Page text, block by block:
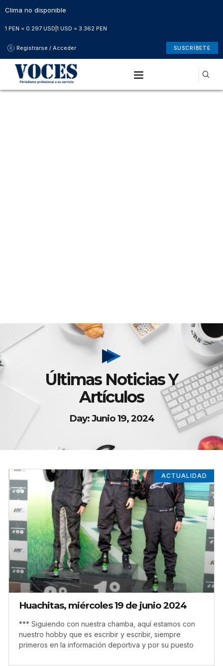
Clima no disponible
1 PEN = 0.297 USD 1 USD = 3.362 PEN
Registrarse / Acceder SUSCRÍBETE
Últimas Noticias Y
Artículos
Day: Junio 19, 2024
ACTUALIDAD
Huachitas, miércoles 19 de junio 2024
*** Siguiendo con nuestra chamba, aquí estamos con
nuestro hobby que es escribir y escribir, siempre
primeros en la información deportiva y por su puesto